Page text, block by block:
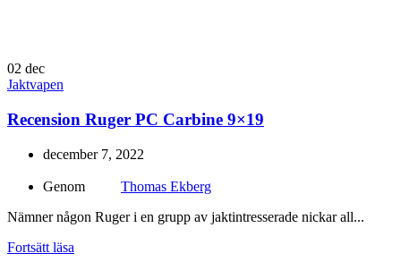
02 dec
Jaktvapen
Recension Ruger PC Carbine 9×19
december 7, 2022
Genom
Thomas Ekberg
Nämner någon Ruger i en grupp av jaktintresserade nickar all...
Fortsätt läsa